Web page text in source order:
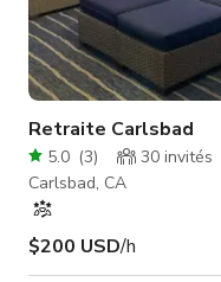
Retraite Carlsbad
5.0 (3) 30 invités
Carlsbad, CA
$200 USD/h